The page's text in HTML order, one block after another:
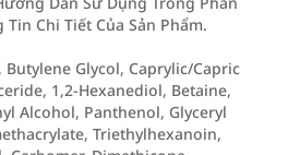
Tin Chi Tiết Của Sản Phẩm.
Butylene Glycol, Caprylic/Capric
1,2-Hexanediol, Betaine,
Alcohol, Panthenol, Glyceryl
Triethylhexanoin,